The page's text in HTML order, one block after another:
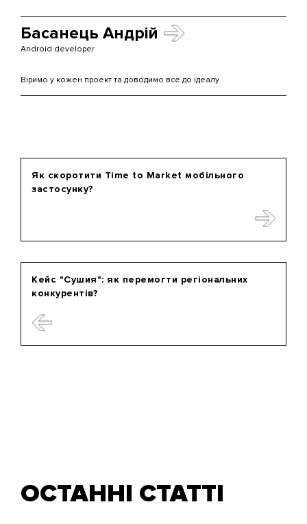
Басанець Андрій
Android developer
Віримо у кожен проект та доводимо все до ідеалу
Кейс "Сушия": як перемогти регіональних
конкурентів?
Як скоротити Time to Market мобільного
застосунку?
ОСТАННІ СТАТТІ